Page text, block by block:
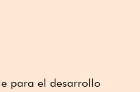
para el desarrollo